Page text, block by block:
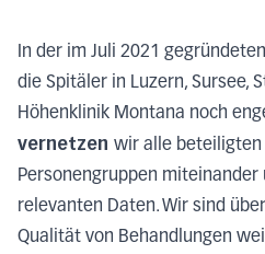
In der im Juli 2021
die Spitäler in Luzern, Sursee,
Höhenklinik Montana noch
vernetzen wir alle beteiligten
Personengruppen
relevanten Daten. Wir sind
Qualität von Behandlungen